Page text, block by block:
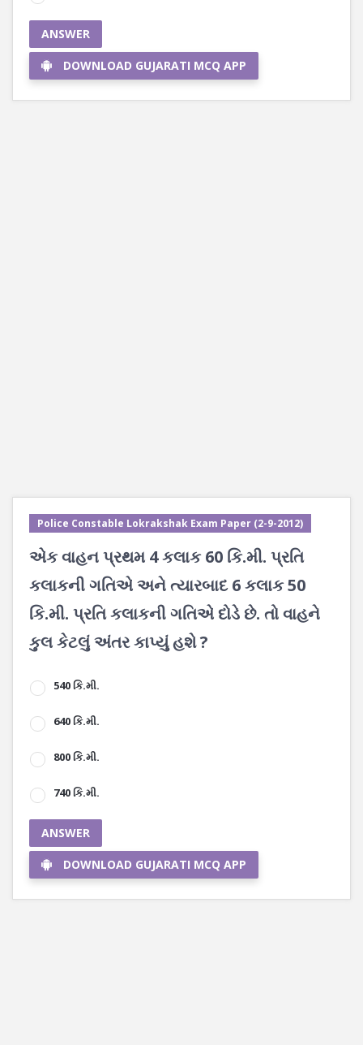
ANSWER
DOWNLOAD GUJARATI MCQ APP
Police Constable Lokrakshak Exam Paper (2-9-2012)
એક વાહન પ્રથમ 4 કલાક 60 કિ.મી. પ્રતિ
કલાકની ગતિએ અને ત્યારબાદ 6 કલાક 50
કિ.મી. પ્રતિ કલાકની ગતિએ દોડે છે. તો વાહને
કુલ કેટલું અંતર કાપ્યું હશે ?
540 કિ.મી.
640 કિ.મી.
800 કિ.મી.
740 કિ.મી.
ANSWER
DOWNLOAD GUJARATI MCQ APP